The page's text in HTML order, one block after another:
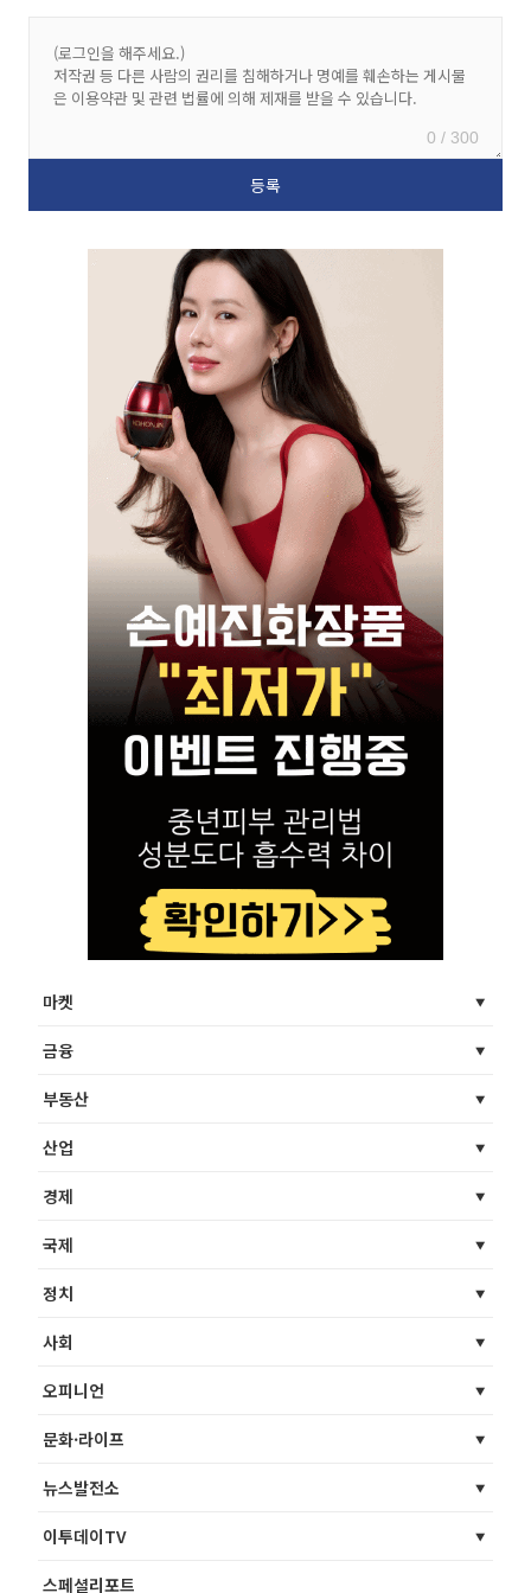
0 / 300
마켓
금융
부동산
산업
경제
국제
정치
사회
오피니언
문화·라이프
뉴스발전소
이투데이TV
스페셜리포트